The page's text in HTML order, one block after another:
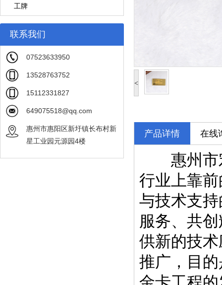
工牌
联系我们
07523633950
13528763752
15112331827
649075518@qq.com
惠州市惠阳区新圩镇长布村新
星工业园元源园4楼
<
产品详情 在线
惠州市宏
行业上靠
与技术支
服务、共
供新的技
推广，目